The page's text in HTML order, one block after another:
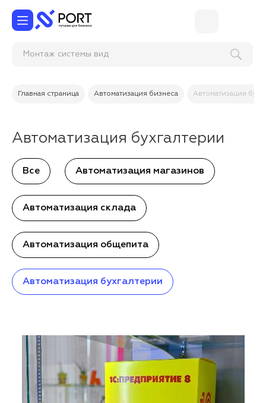
Монтаж системы
Главная страница Автоматизация бизнеса Автоматизация
Автоматизация бухгалтерии
Все Автоматизация магазинов
Автоматизация склада
Автоматизация общепита
Автоматизация бухгалтерии